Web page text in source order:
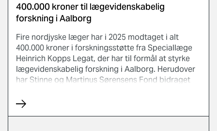
400.000 kroner til lægevidenskabelig
forskning i Aalborg
Fire nordjyske læger har i 2025 modtaget i alt
400.000 kroner i forskningsstøtte fra Speciallæge
Heinrich Kopps Legat, der har til formål at styrke
lægevidenskabelig forskning i Aalborg. Herudover
har Stinne og Martinus Sørensens Fond bidraget
forskningsprojekter, der udspringer fra Aalborg